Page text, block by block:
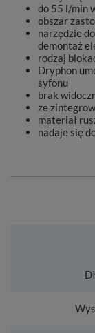
do 55 l/min
obszar
narzędzie
demontaż
rodzaj
Dryphon
syfonu
brak
ze
materiał
nadaje się